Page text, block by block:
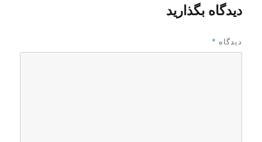
دیدگاه بگذارید
دیدگاه *